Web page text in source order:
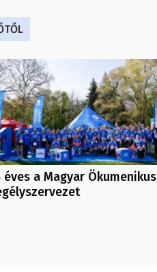
éves a Magyar Ökumenikus